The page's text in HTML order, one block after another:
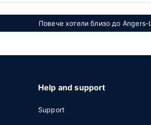
Повече хотели близо до
Help and support
Support